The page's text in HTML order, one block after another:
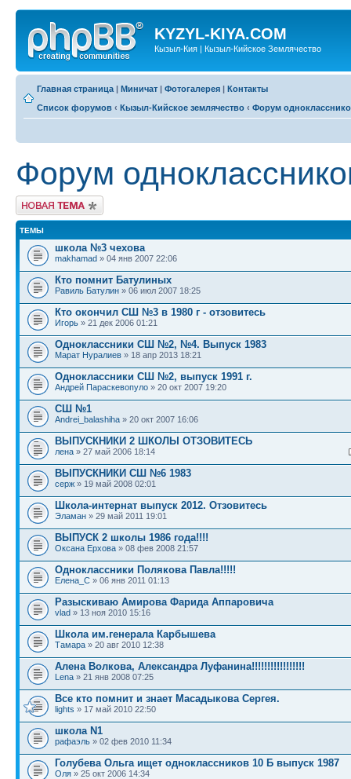
KYZYL-KIYA.COM
Кызыл-Кия | Кызыл-Кийское Землячество
Главная страница | Миничат | Фотогалерея | Контакты
Список форумов ‹ Кызыл-Кийское землячество ‹ Форум
Форум
Новая тема
ТЕМЫ
школа №3 чехова
makhamad » 04 янв 2007 22:06
Кто помнит Батулиных
Равиль Батулин » 06 июл 2007 18:25
Кто окончил СШ №3 в 1980 г - отзовитесь
Игорь » 21 дек 2006 01:21
Одноклассники СШ №2, №4. Выпуск 1983
Марат Нуралиев » 18 апр 2013 18:21
Одноклассники СШ №2, выпуск 1991 г.
Андрей Параскевопуло » 20 окт 2007 19:20
СШ №1
Andrei_balashiha » 20 окт 2007 16:06
ВЫПУСКНИКИ 2 ШКОЛЫ ОТЗОВИТЕСЬ
лена » 27 май 2006 18:14
ВЫПУСКНИКИ СШ №6 1983
серж » 19 май 2008 02:01
Школа-интернат выпуск 2012. Отзовитесь
Эламан » 29 май 2011 19:01
ВЫПУСК 2 школы 1986 года!!!!
Оксана Ерхова » 08 фев 2008 21:57
Одноклассники Полякова Павла!!!!!
Елена_C » 06 янв 2011 01:13
Разыскиваю Амирова Фарида Аппаровича
vlad » 13 ноя 2010 15:16
Школа им.генерала Карбышева
Тамара » 20 авг 2010 12:38
Алена Волкова, Александра Луфанина!!!!!!!!!!!!!!!!!
Lena » 21 янв 2008 07:25
Все кто помнит и знает Масадыкова Сергея.
lights » 17 май 2010 22:50
школа N1
рафаэль » 02 фев 2010 11:34
Голубева Ольга ищет одноклассников 10 Б выпуск 1987
Оля » 25 окт 2006 14:34